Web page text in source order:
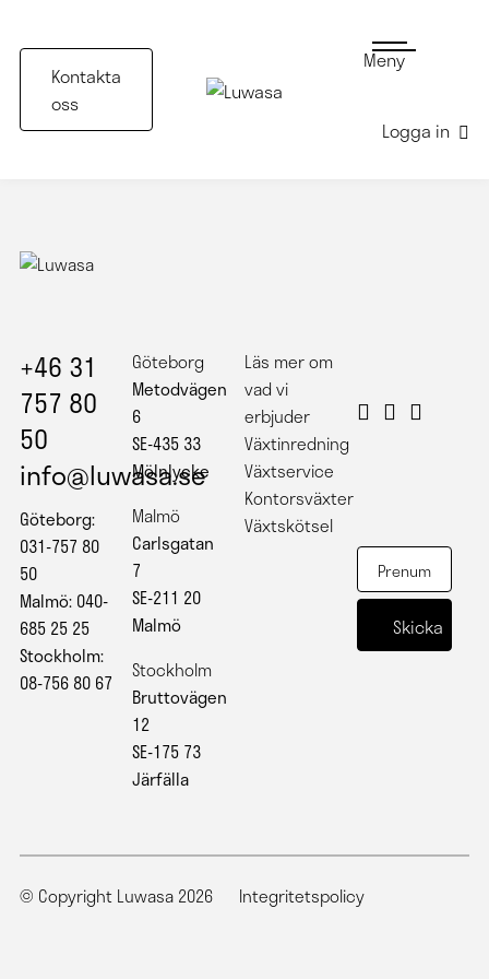
Kontakta
oss
Meny
Logga in
+46 31
757 80
50
info@luwasa.se
Göteborg:
031-757 80
50
Malmö: 040-
685 25 25
Stockholm:
08-756 80 67
Göteborg
Metodvägen
6
SE-435 33
Mölnlycke
Malmö
Carlsgatan
7
SE-211 20
Malmö
Stockholm
Bruttovägen
12
SE-175 73
Järfälla
Läs mer om
vad vi
erbjuder
Växtinredning
Växtservice
Kontorsväxter
Växtskötsel
© Copyright Luwasa 2026 Integritetspolicy